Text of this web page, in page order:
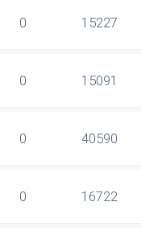
0 15227
0 15091
0 40590
0 16722